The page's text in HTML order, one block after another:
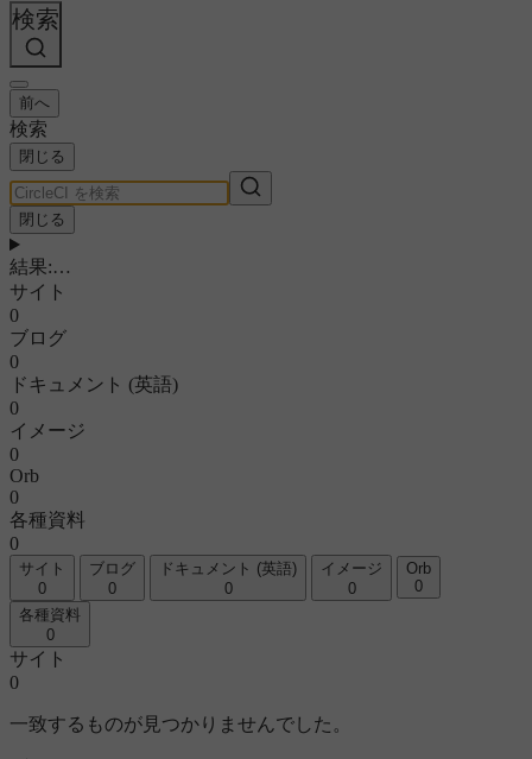
検索
前へ
検索
閉じる
閉じる
結果:…
サイト
0
ブログ
0
ドキュメント (英語)
0
イメージ
0
Orb
0
各種資料
0
サイト
0
ブログ
0
ドキュメント (英語)
0
イメージ
0
Orb
0
各種資料
0
サイト
0
一致するものが見つかりませんでした。